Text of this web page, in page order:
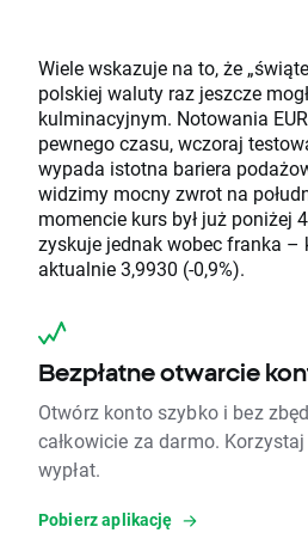
Wiele wskazuje na to, że
polskiej waluty raz jeszcze
kulminacyjnym. Notowania
pewnego czasu, wczoraj
wypada istotna bariera
widzimy mocny zwrot na
momencie kurs był już poniżej
zyskuje jednak wobec franka –
aktualnie 3,9930 (-0,9%).
Bezpłatne otwarcie
Otwórz konto szybko i bez
całkowicie za darmo.
wypłat.
Pobierz aplikację